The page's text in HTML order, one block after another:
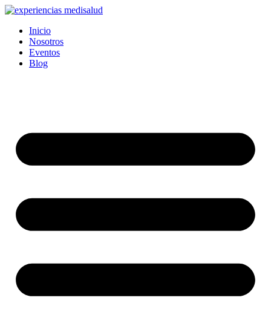
Ir
contenido
Inicio
Nosotros
Eventos
Blog